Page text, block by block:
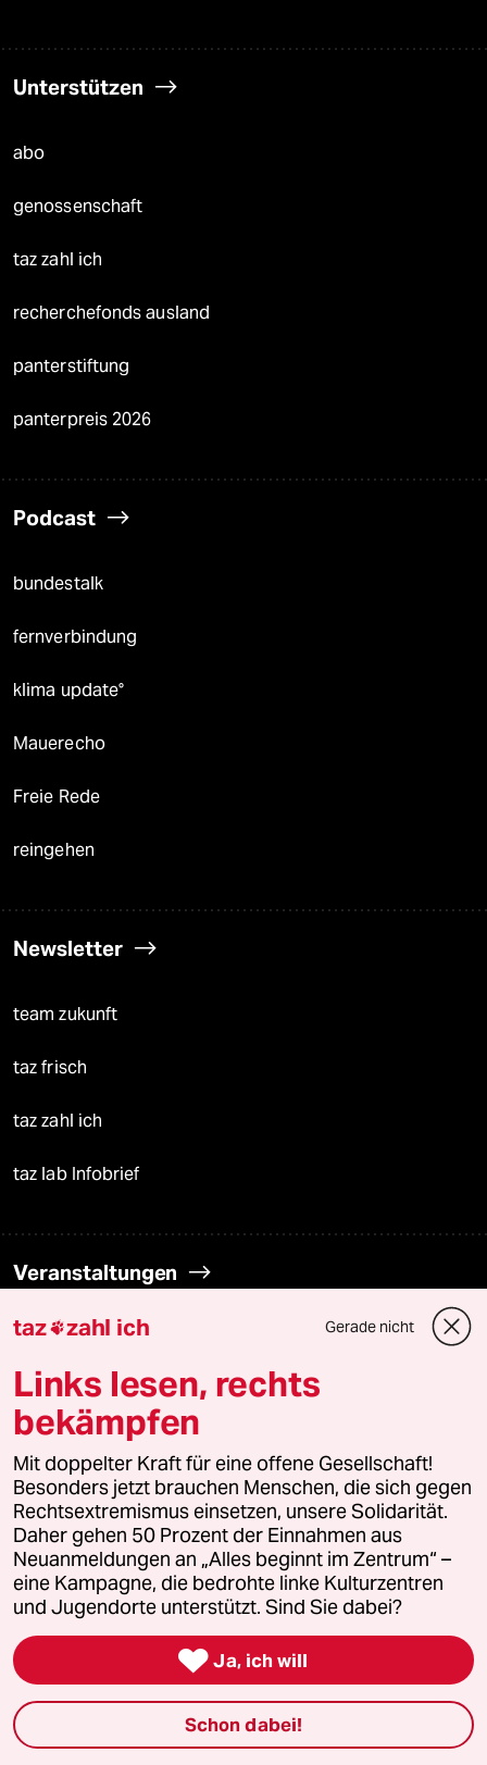
Unterstützen
abo
genossenschaft
taz zahl ich
recherchefonds ausland
panterstiftung
panterpreis 2026
Podcast
bundestalk
fernverbindung
klima update°
Mauerecho
Freie Rede
reingehen
Newsletter
team zukunft
taz frisch
taz zahl ich
taz lab Infobrief
Veranstaltungen
Demnächst
Vor Ort
Live im Stream
Vergangene
taz lab 2027
Mehr taz Lesestoff
taz Blogs
taz zahl ich Gerade nicht
Links lesen, rechts
bekämpfen
Mit doppelter Kraft für eine offene Gesellschaft!
Besonders jetzt brauchen Menschen, die sich gegen
Rechtsextremismus einsetzen, unsere Solidarität.
Daher gehen 50 Prozent der Einnahmen aus
Neuanmeldungen an „Alles beginnt im Zentrum“ –
eine Kampagne, die bedrohte linke Kulturzentren
und Jugendorte unterstützt. Sind Sie dabei?
 Ja, ich will
Schon dabei!